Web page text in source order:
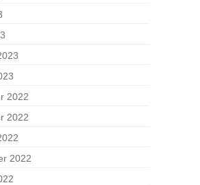
2022
2022
2022